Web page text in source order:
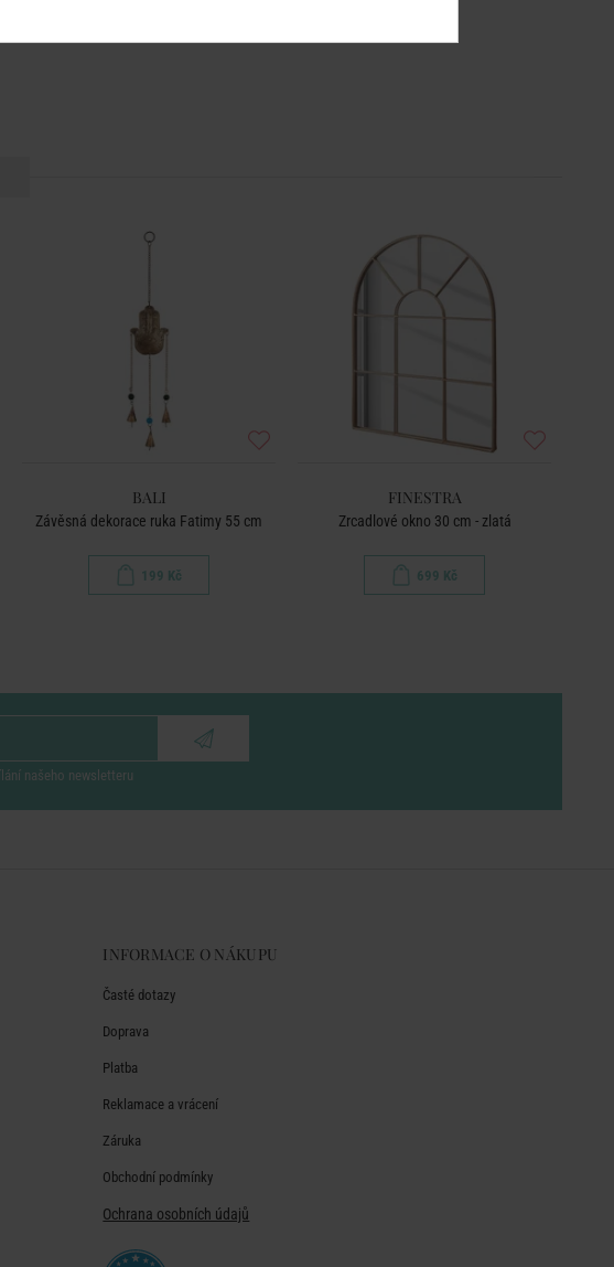
BALI
Závěsná dekorace ruka Fatimy 55 cm
199 Kč
FINESTRA
Zrcadlové okno 30 cm - zlatá
699 Kč
našeho newsletteru
INFORMACE O NÁKUPU
Časté dotazy
Doprava
Platba
Reklamace a vrácení
Záruka
Obchodní podmínky
Ochrana osobních údajů